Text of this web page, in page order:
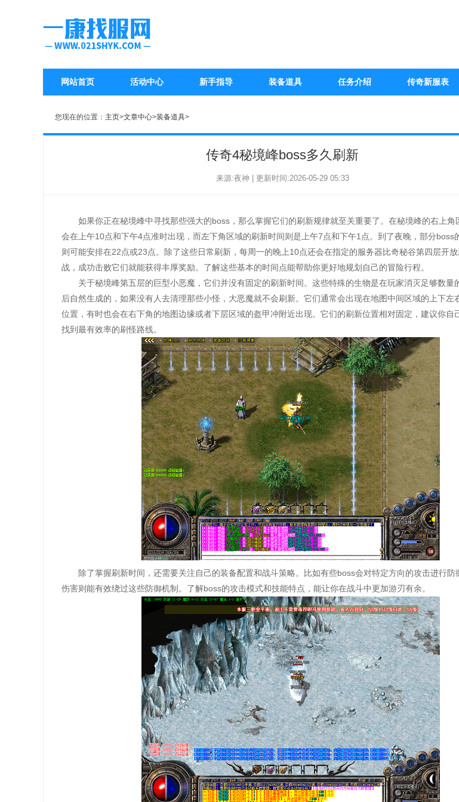
网站首页 活动中心 新手指导 装备道具 任务介绍 传奇新服表
您现在的位置： 主页>文章中心>装备道具>
传奇4秘境峰boss多久刷新
来源:夜神 | 更新时间:2026-05-29 05:33
如果你正在秘境峰中寻找那些强大的boss，那么掌握它们的刷新规律就至关重要了。在秘境峰的右上角
会在上午10点和下午4点准时出现，而左下角区域的刷新时间则是上午7点和下午1点。到了夜晚，部分boss
则可能安排在22点或23点。除了这些日常刷新，每周一的晚上10点还会在指定的服务器比奇秘谷第四层开
战，成功击败它们就能获得丰厚奖励。了解这些基本的时间点能帮助你更好地规划自己的冒险行程。
关于秘境峰第五层的巨型小恶魔，它们并没有固定的刷新时间。这些特殊的生物是在玩家消灭足够数量
后自然生成的，如果没有人去清理那些小怪，大恶魔就不会刷新。它们通常会出现在地图中间区域的上下左
位置，有时也会在右下角的地图边缘或者下层区域的盔甲冲附近出现。它们的刷新位置相对固定，建议你自
找到最有效率的刷怪路线。
除了掌握刷新时间，还需要关注自己的装备配置和战斗策略。比如有些boss会对特定方向的攻击进行防
伤害则能有效绕过这些防御机制。了解boss的攻击模式和技能特点，能让你在战斗中更加游刃有余。